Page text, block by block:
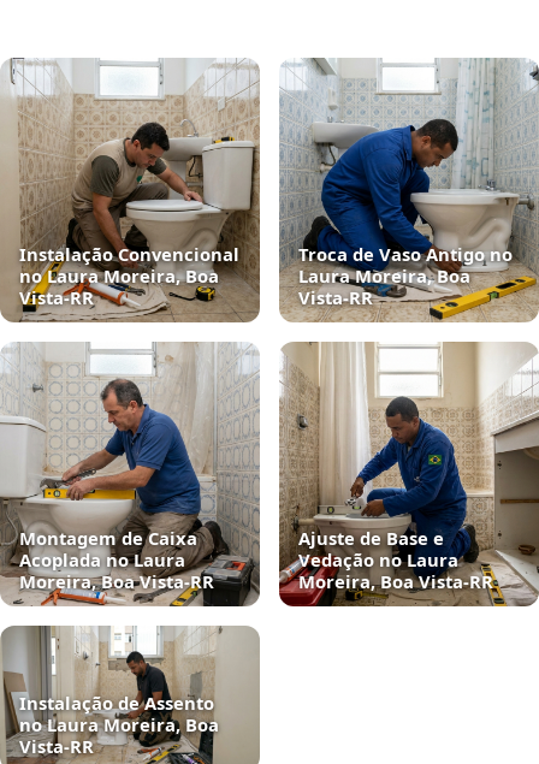
Instalação Convencional
no Laura Moreira, Boa
Vista‑RR
Troca de Vaso Antigo no
Laura Moreira, Boa
Vista‑RR
Montagem de Caixa
Acoplada no Laura
Moreira, Boa Vista‑RR
Ajuste de Base e
Vedação no Laura
Moreira, Boa Vista‑RR
Instalação de Assento
no Laura Moreira, Boa
Vista‑RR